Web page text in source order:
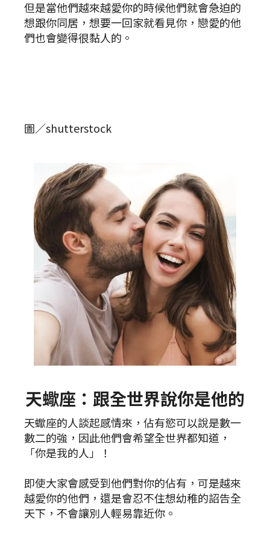
但是當他們越來越愛你的時候他們就會急迫的
想跟你同居，想要一回家就看見你，戀愛的他
們也會變得很黏人的。
圖／shutterstock
天蠍座：跟全世界說你是他的
天蠍座的人談起感情來，佔有慾可以說是數一
數二的強，因此他們會希望全世界都知道，
「你是我的人」！
即使大家會感受到他們對你的佔有，可是越來
越愛你的他們，還是會忍不住想幼稚的詔告全
天下，不會讓別人輕易靠近你。